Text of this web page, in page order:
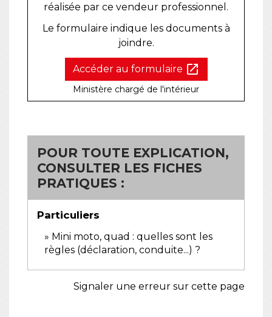
réalisée par ce vendeur professionnel.
Le formulaire indique les documents à
joindre.
Accéder au formulaire open_in_new
Ministère chargé de l'intérieur
POUR TOUTE EXPLICATION,
CONSULTER LES FICHES
PRATIQUES :
Particuliers
Mini moto, quad : quelles sont les
règles (déclaration, conduite...) ?
Signaler une erreur sur cette page